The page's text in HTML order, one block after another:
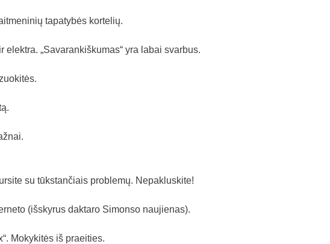
tapatybės kortelių.
„Savarankiškumas“ yra labai svarbus.
su tūkstančiais problemų. Nepakluskite!
(išskyrus daktaro Simonso naujienas).
Mokykitės iš praeities.